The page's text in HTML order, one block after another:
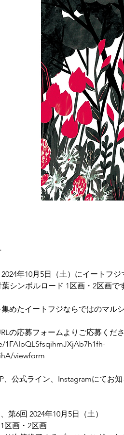
年10月5日（土）にイートフ
シンボルロード 1区画・2区画で
めたイートフジならではのマル
の応募フォームよりご応募くだ
viewform
公式ライン、Instagramにてお
第6回 2024年10月5日（土）
区画・2区画